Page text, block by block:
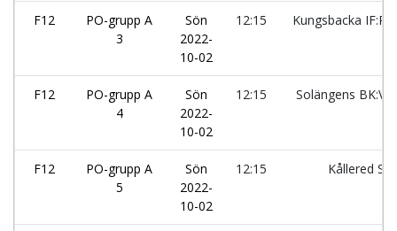
F12
PO-grupp A
3
Sön
2022-
10-02
12:15 Kungsbacka
F12
PO-grupp A
4
Sön
2022-
10-02
12:15 Solängens BK:Vit
F12
PO-grupp A
5
Sön
2022-
10-02
12:15 Kållered SK